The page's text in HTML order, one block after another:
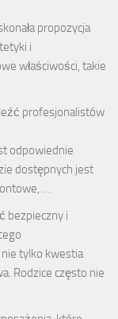
propozycja
i
właściwości, takie
profesjonalistów
odpowiednie
dostępnych jest
…
bezpieczny i
nie tylko kwestia
Rodzice często nie